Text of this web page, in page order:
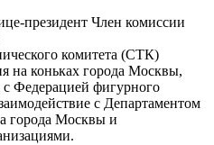
президент Член комиссии
комитета (СТК)
на коньках города Москвы,
с Федерацией фигурного
с Департаментом
города Москвы и